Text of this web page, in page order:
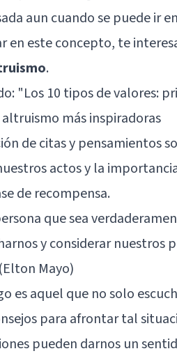
aun cuando se puede ir
en este concepto, te
.
"Los 10 tipos de valores:
altruismo más inspiradoras
de citas y pensamientos
actos y la
de recompensa.
que sea
y considerar nuestros
Mayo)
es aquel que no solo
para afrontar tal
pueden darnos un